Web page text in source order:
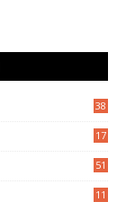
38
17
51
11